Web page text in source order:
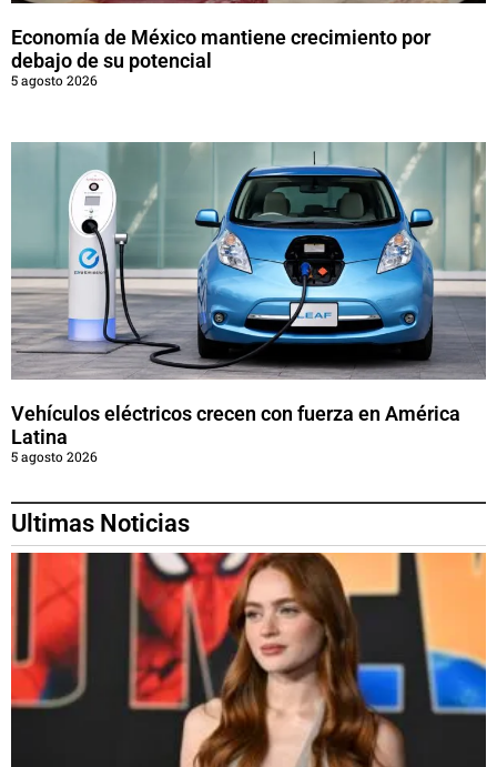
Economía de México mantiene crecimiento por
debajo de su potencial
5 agosto 2026
Vehículos eléctricos crecen con fuerza en América
Latina
5 agosto 2026
Ultimas Noticias